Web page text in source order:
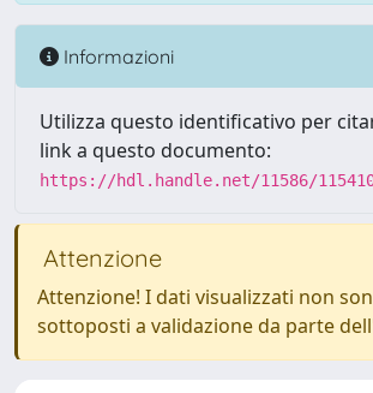
Informazioni
Utilizza questo identificativo per
link a questo documento:
https://hdl.handle.net/11586/
Attenzione
Attenzione! I dati visualizzati non
sottoposti a validazione da parte